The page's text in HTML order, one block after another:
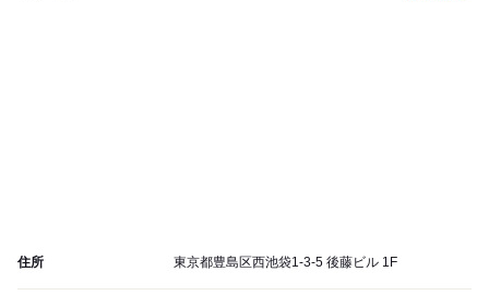
住所 東京都豊島区西池袋1-3-5 後藤ビル 1F